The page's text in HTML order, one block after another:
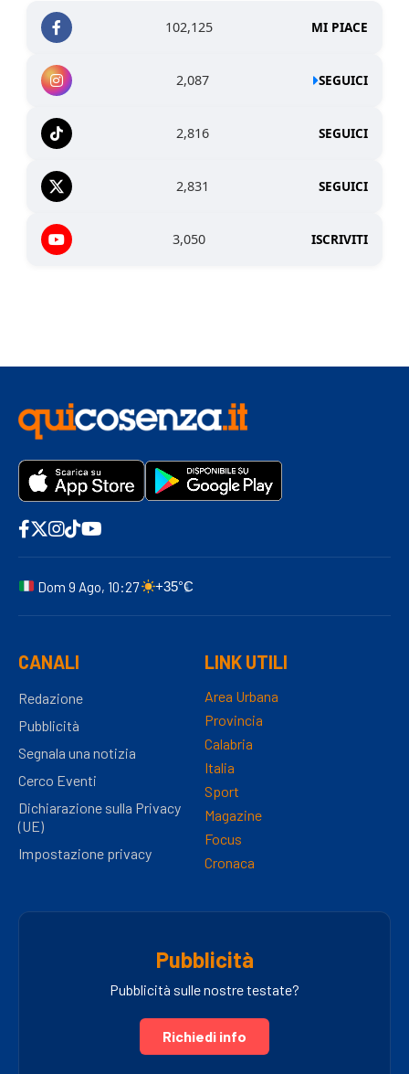
102,125 MI PIACE
2,087 SEGUICI
2,816 SEGUICI
2,831 SEGUICI
3,050 ISCRIVITI
Dom 9 Ago, 10:27 +35°C
CANALI
Redazione
Pubblicità
Segnala una notizia
Cerco Eventi
Dichiarazione sulla Privacy
(UE)
Impostazione privacy
LINK UTILI
Area Urbana
Provincia
Calabria
Italia
Sport
Magazine
Focus
Cronaca
Pubblicità
Pubblicità sulle nostre testate?
Richiedi info